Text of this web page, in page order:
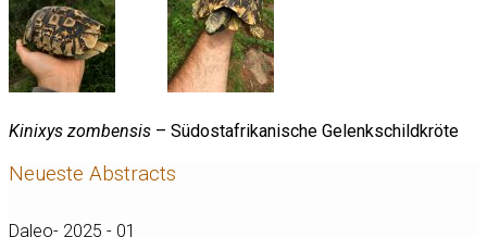
Kinixys zombensis – Südostafrikanische Gelenkschildkröte
Neueste Abstracts
Daleo- 2025 - 01